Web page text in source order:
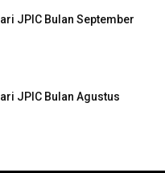
JPIC Bulan September
JPIC Bulan Agustus